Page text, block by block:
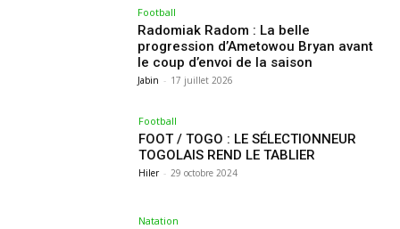
Football
Radomiak Radom : La belle
progression d’Ametowou Bryan avant
le coup d’envoi de la saison
Jabin - 17 juillet 2026
Football
FOOT / TOGO : LE SÉLECTIONNEUR
TOGOLAIS REND LE TABLIER
Hiler - 29 octobre 2024
Natation